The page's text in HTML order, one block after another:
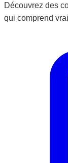
Découvrez des
qui comprend